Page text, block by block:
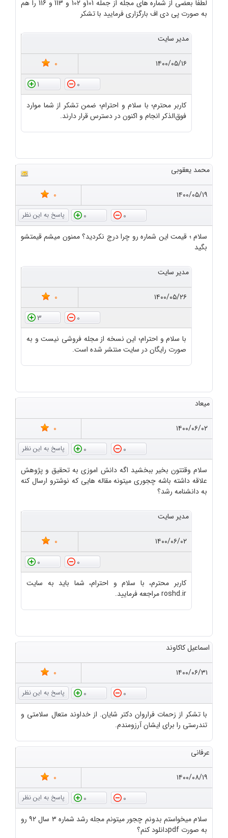
لطفا بعضی از شماره های مجله از جمله 101و 102 و 113 و 116 را هم
به صورت پی دی اف بارگزاری فرمایید با تشکر
مدیر سایت
۱۴۰۰/۰۵/۱۶
0
0
1
کاربر محترم؛ با سلام و احترام؛ ضمن تشکر از شما موارد
فوق‌الذکر انجام و اکنون در دسترس قرار دارند.
محمد یعقوبی
۱۴۰۰/۰۵/۱۹
0
0
0
سلام ؛ قیمت این شماره رو چرا درج نکردید؟ ممنون میشم قیمتشو
بگید
مدیر سایت
۱۴۰۰/۰۵/۲۶
0
0
3
با سلام و احترام؛ این نسخه از مجله فروشی نیست و به
صورت رایگان در سایت منتشر شده است.
میعاد
۱۴۰۰/۰۶/۰۲
0
0
0
سلام وقتتون بخیر ببخشید اگه دانش اموزی به تحقیق و پژوهش
علاقه داشته باشه چجوری میتونه مقاله هایی که نوشترو ارسال کنه
به دانشنامه رشد؟
مدیر سایت
۱۴۰۰/۰۶/۰۲
0
0
0
کاربر محترم، با سلام و احترام، شما باید به سایت
roshd.ir مراجعه فرمایید.
اسماعیل کاکاوند
۱۴۰۰/۰۶/۳۱
0
0
0
با تشکر از زحمات فراروان دکتر شایان. از خداوند متعال سلامتی و
تندرستی را برای ایشان آرزومندم.
عرفانی
۱۴۰۰/۰۸/۱۹
0
0
0
سلام میخواستم بدونم چجور میتونم مجله رشد شماره ۳ سال ۹۲ رو
به صورت pdfدانلود کنم؟